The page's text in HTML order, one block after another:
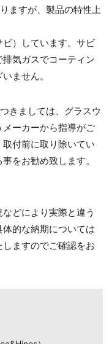
ますが、製品の特性上
）しています。サビ
気ガスでコーティン
ません。
きましては、グラスウ
ーカーから指導がご
付前に取り除いてい
をお勧め致します。
どにより実際と違う
的な納期については
ますのでご確認をお
ートへ進む